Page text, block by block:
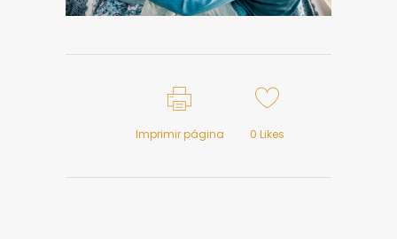
Imprimir página 0 Likes